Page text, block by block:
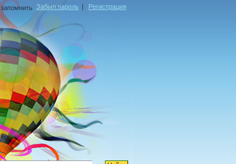
запомнить Забыл пароль | Регистрация